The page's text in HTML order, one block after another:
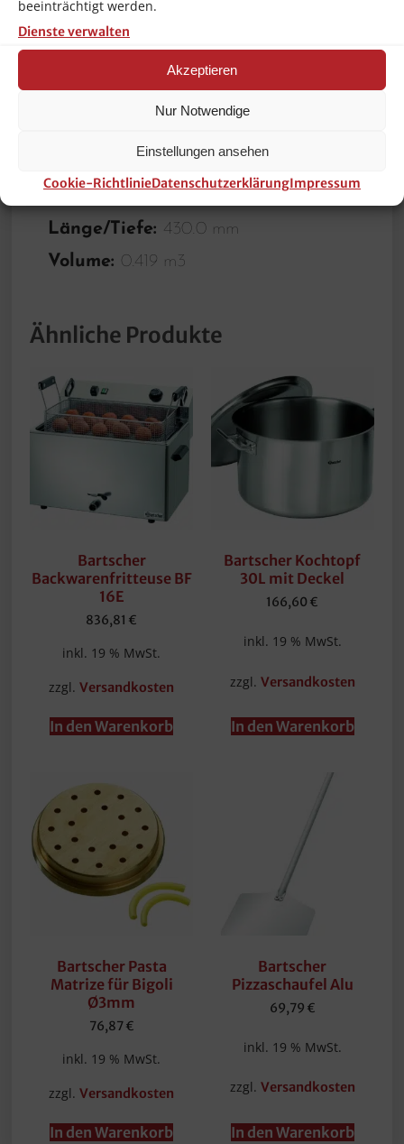
beeinträchtigt werden.
Dienste verwalten
Akzeptieren
Nur Notwendige
Einstellungen ansehen
Cookie-RichtlinieDatenschutzerklärungImpressum
Inklusive:
Wichtiger Hinweis:–
Länge/Tiefe: 430.0 mm
Volume: 0.419 m3
Ähnliche Produkte
Bartscher
Backwarenfritteuse BF
16E
836,81 €
inkl. 19 % MwSt.
zzgl.Versandkosten
In den Warenkorb
Bartscher Kochtopf
30L mit Deckel
166,60 €
inkl. 19 % MwSt.
zzgl. Versandkosten
In den Warenkorb
Bartscher Pasta
Matrize für Bigoli
Ø3mm
76,87€
inkl. 19 % MwSt.
zzgl.Versandkosten
In den Warenkorb
Bartscher
Pizzaschaufel Alu
69,79 €
inkl. 19 % MwSt.
zzgl. Versandkosten
In den Warenkorb